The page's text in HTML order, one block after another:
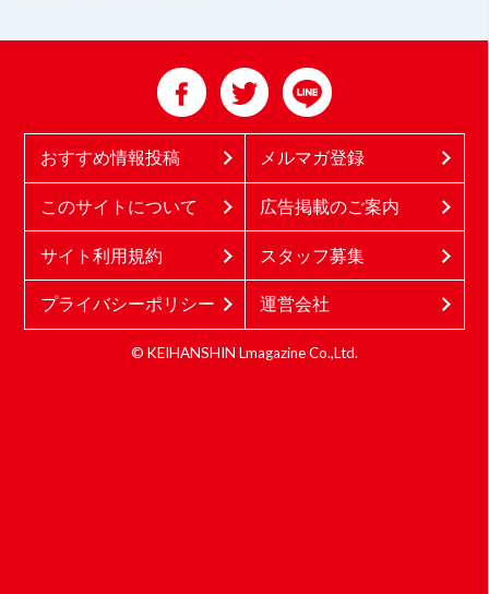
おすすめ情報投稿 メルマガ登録
このサイトについて 広告掲載のご案内
サイト利用規約 スタッフ募集
プライバシーポリシー 運営会社
© KEIHANSHIN Lmagazine Co.,Ltd.